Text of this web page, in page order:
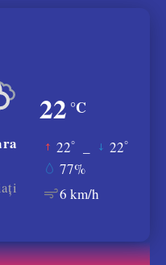
22 °C
22° 22°
77%
6 km/h